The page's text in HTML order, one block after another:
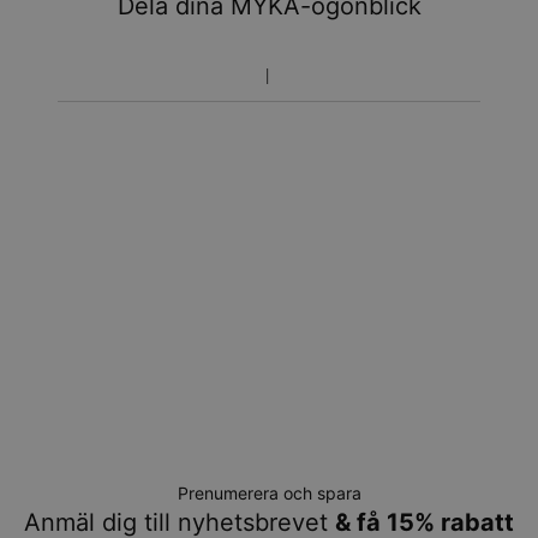
Prenumerera och spara
Anmäl dig till nyhetsbrevet & få 15% rabatt